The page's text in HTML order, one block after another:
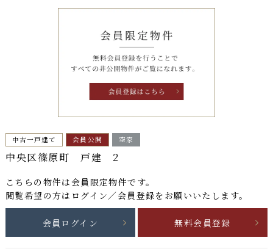
中古一戸建て 会員公開 空家
中央区篠原町 戸建 2
こちらの物件は 会員限定物件です。
閲覧希望の方はログイン／会員登録をお願いいたします。
会員ログイン 無料会員登録